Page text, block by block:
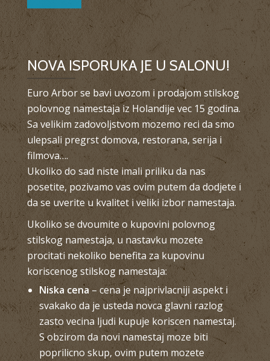
NOVA ISPORUKA JE U SALONU!
Euro Arbor se bavi uvozom i prodajom stilskog
polovnog namestaja iz Holandije vec 15 godina.
Sa velikim zadovoljstvom mozemo reci da smo
ulepsali pregrst domova, restorana, serija i
filmova….
Ukoliko do sad niste imali priliku da nas
posetite, pozivamo vas ovim putem da dodjete i
da se uverite u kvalitet i veliki izbor namestaja.
Ukoliko se dvoumite o kupovini polovnog
stilskog namestaja, u nastavku mozete
procitati nekoliko benefita za kupovinu
koriscenog stilskog namestaja:
Niska cena – cena je najprivlacniji aspekt i
svakako da je usteda novca glavni razlog
zasto vecina ljudi kupuje koriscen namestaj.
S obzirom da novi namestaj moze biti
poprilicno skup, ovim putem mozete